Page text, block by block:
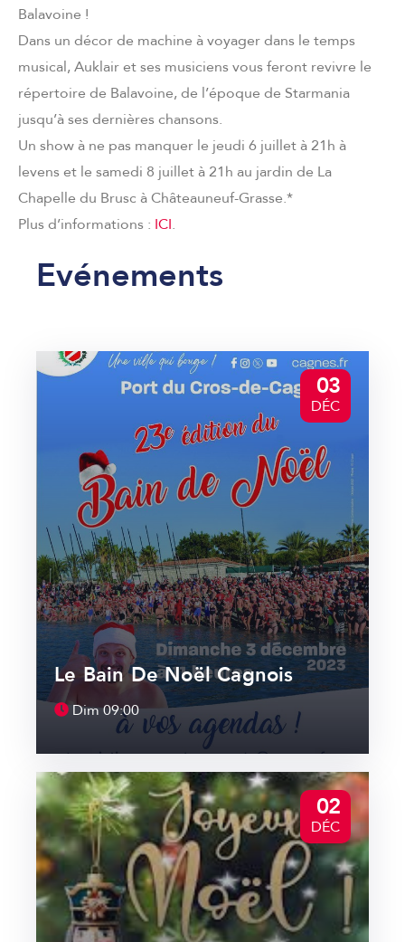
Balavoine !
Dans un décor de machine à voyager dans le temps
musical, Auklair et ses musiciens vous feront revivre le
répertoire de Balavoine, de l’époque de Starmania
jusqu’à ses dernières chansons.
Un show à ne pas manquer le jeudi 6 juillet à 21h à
levens et le samedi 8 juillet à 21h au jardin de La
Chapelle du Brusc à Châteauneuf-Grasse.*
Plus d’informations : ICI.
Evénements
03
DÉC
Le Bain De Noël Cagnois
Dim09:00
02
DÉC